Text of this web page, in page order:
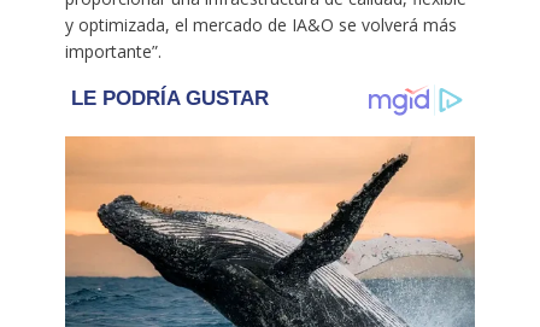
y optimizada, el mercado de IA&O se volverá más
importante”.